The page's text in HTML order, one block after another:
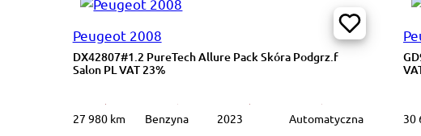
Peugeot 2008
DX42807#1.2 PureTech Allure Pack Skóra Podgrz.f
Salon PL VAT 23%
27 980 km Benzyna 2023 Automatyczna 30